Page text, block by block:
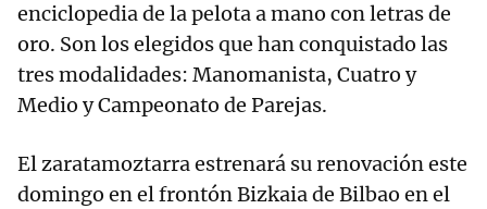
enciclopedia de la pelota a mano con letras de
oro. Son los elegidos que han conquistado las
tres modalidades: Manomanista, Cuatro y
Medio y Campeonato de Parejas.
El zaratamoztarra estrenará su renovación este
domingo en el frontón Bizkaia de Bilbao en el